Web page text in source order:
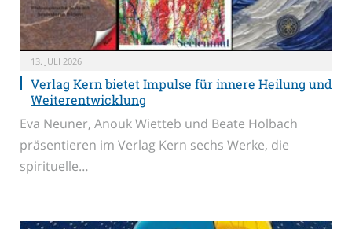
13. JULI 2026
Verlag Kern bietet Impulse für innere Heilung und
Weiterentwicklung
Eva Neuner, Anouk Wietteb und Beate Holbach
präsentieren im Verlag Kern sechs Werke, die
spirituelle…